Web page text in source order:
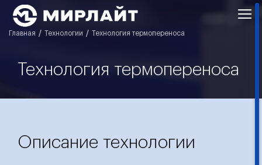
Главная Технологии Технология термопереноса
Технология термопереноса
Описание технологии